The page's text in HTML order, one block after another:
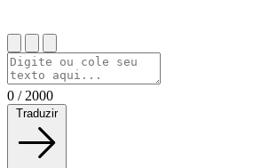
0 / 2000
Traduzir